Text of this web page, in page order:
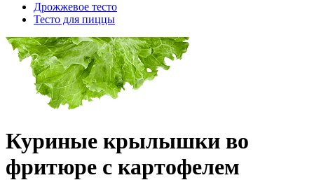
Дрожжевое тесто
Тесто для пиццы
Куриные крылышки во
фритюре с картофелем